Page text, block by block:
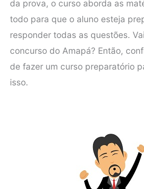
da prova, o curso aborda as
todo para que o aluno esteja
responder todas as questões.
concurso do Amapá? Então,
de fazer um curso preparatório
isso.